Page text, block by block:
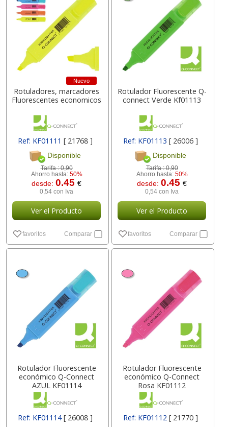
Nuevo
Rotuladores, marcadores
Fluorescentes economicos
Ref: KF01111 [ 21768 ]
Disponible
Tarifa :0,90
Ahorro hasta: 50%
desde:0.45€
0,54 con Iva
Ver el Producto
favoritos Comparar
Rotulador Fluorescente Q-
connect Verde Kf01113
Ref: KF01113 [ 26006 ]
Disponible
Tarifa :0,90
Ahorro hasta: 50%
desde:0.45€
0,54 con Iva
Ver el Producto
favoritos Comparar
Rotulador Fluorescente
económico Q-Connect
AZUL KF01114
Ref: KF01114[ 26008 ]
Rotulador Fluorescente
económico Q-Connect
Rosa KF01112
Ref: KF01112 [ 21770 ]